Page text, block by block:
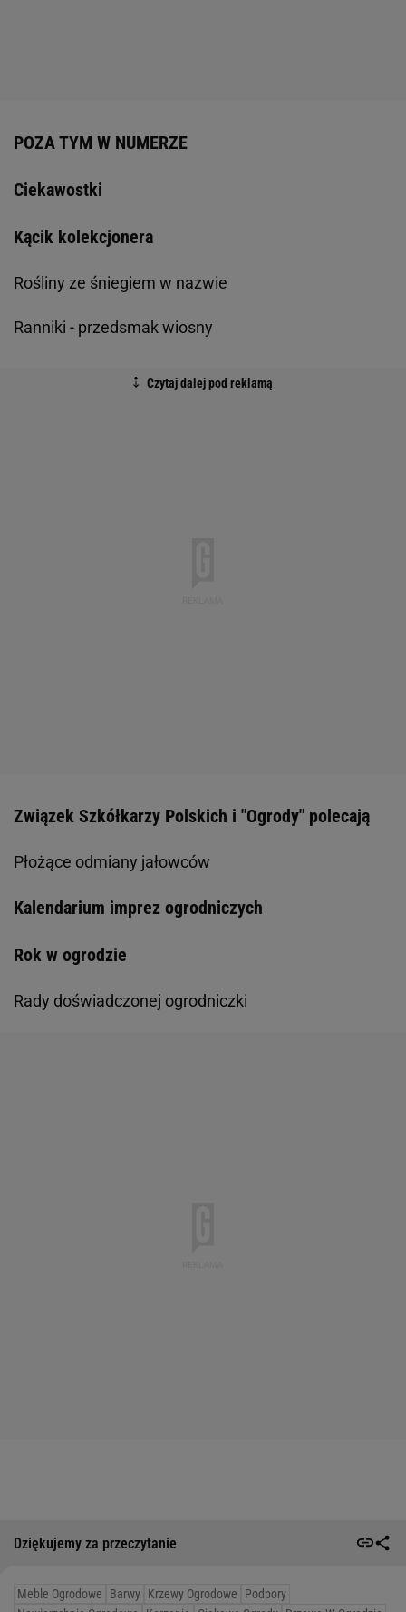
POZA TYM W NUMERZE
Ciekawostki
Kącik kolekcjonera
Rośliny ze śniegiem w nazwie
Ranniki - przedsmak wiosny
Związek Szkółkarzy Polskich i "Ogrody" polecają
Płożące odmiany jałowców
Kalendarium imprez ogrodniczych
Rok w ogrodzie
Rady doświadczonej ogrodniczki
Dziękujemy za przeczytanie
Meble Ogrodowe Barwy Krzewy Ogrodowe
Podpory